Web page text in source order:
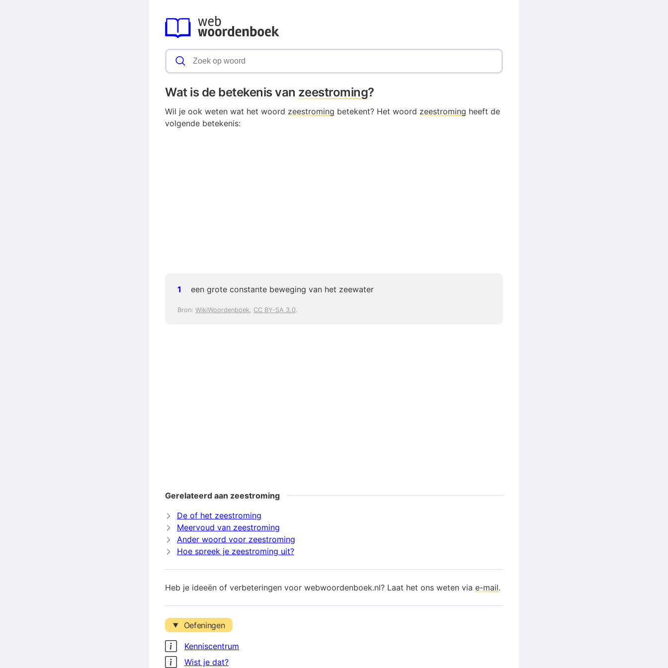
Wat is de betekenis van zeestroming?
Wil je ook weten wat het woord zeestroming betekent? Het woord zeestroming heeft de
volgende betekenis:
een grote constante beweging van het zeewater
Bron: WikiWoordenboek, CC BY-SA 3.0.
Gerelateerd aan zeestroming
De of het zeestroming
Meervoud van zeestroming
Ander woord voor zeestroming
Hoe spreek je zeestroming uit?
Heb je ideeën of verbeteringen voor webwoordenboek.nl? Laat het ons weten via e-mail.
Oefeningen
Kenniscentrum
Wist je dat?